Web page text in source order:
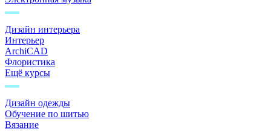
Дизайн интерьера
Интерьер
ArchiCAD
Флористика
Ещё курсы
Дизайн одежды
Обучение по шитью
Вязание